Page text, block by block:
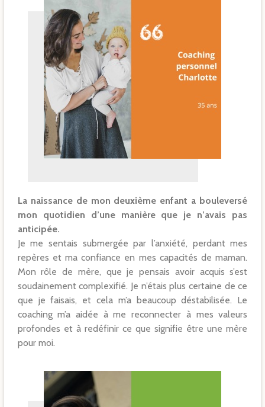
La naissance de mon deuxième enfant a bouleversé
mon quotidien d’une manière que je n’avais pas
anticipée.
Je me sentais submergée par l’anxiété, perdant mes
repères et ma confiance en mes capacités de maman.
Mon rôle de mère, que je pensais avoir acquis s’est
soudainement complexifié. Je n’étais plus certaine de ce
que je faisais, et cela m’a beaucoup déstabilisée. Le
coaching m’a aidée à me reconnecter à mes valeurs
profondes et à redéfinir ce que signifie être une mère
pour moi.